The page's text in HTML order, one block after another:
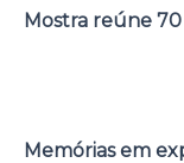
Mostra reúne
Memórias em